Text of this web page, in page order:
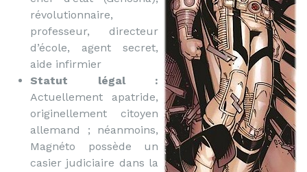
révolutionnaire,
professeur, directeur
d’école, agent secret,
aide infirmier
Statut légal :
Actuellement apatride,
originellement citoyen
allemand ; néanmoins,
Magnéto possède un
casier judiciaire dans la